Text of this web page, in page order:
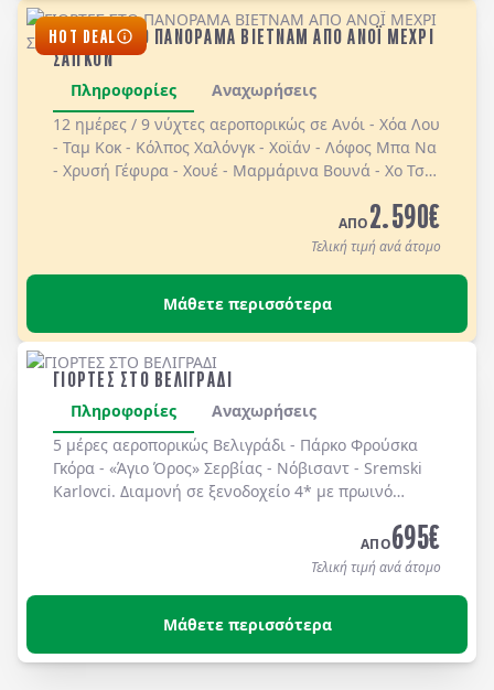
HOT DEAL
ΓΙΟΡΤΕΣ ΣΤΟ ΠΑΝΟΡΑΜΑ ΒΙΕΤΝΑΜ ΑΠΟ ΑΝΟΪ ΜΕΧΡΙ
ΣΑΪΓΚΟΝ
Πληροφορίες
Αναχωρήσεις
12 ημέρες / 9 νύχτες αεροπορικώς σε Ανόι - Χόα Λου
- Ταμ Κοκ - Κόλπος Χαλόνγκ - Χοϊάν - Λόφος Μπα Να
- Χρυσή Γέφυρα - Χουέ - Μαρμάρινα Βουνά - Χο Τσι
Επωφεληθείτε απο τις τιμές Early booking για
κρατήσεις με προκαταβολή μέχρι τις 30/09/2026.
με ημιδιατροφή καθημερινά & πλήρη διατροφή
στην κρουαζιέρα.
ΑΠΟ2.590€
Τελική τιμή ανά άτομο
Μάθετε περισσότερα
ΓΙΟΡΤΕΣ ΣΤΟ ΒΕΛΙΓΡΑΔΙ
Πληροφορίες
Αναχωρήσεις
5 μέρες αεροπορικώς Βελιγράδι - Πάρκο Φρούσκα
Γκόρα - «Άγιο Όρος» Σερβίας - Νόβισαντ - Sremski
Karlovci. Διαμονή σε ξενοδοχείο 4* με πρωινό
ΑΠΟ695€
Τελική τιμή ανά άτομο
Μάθετε περισσότερα